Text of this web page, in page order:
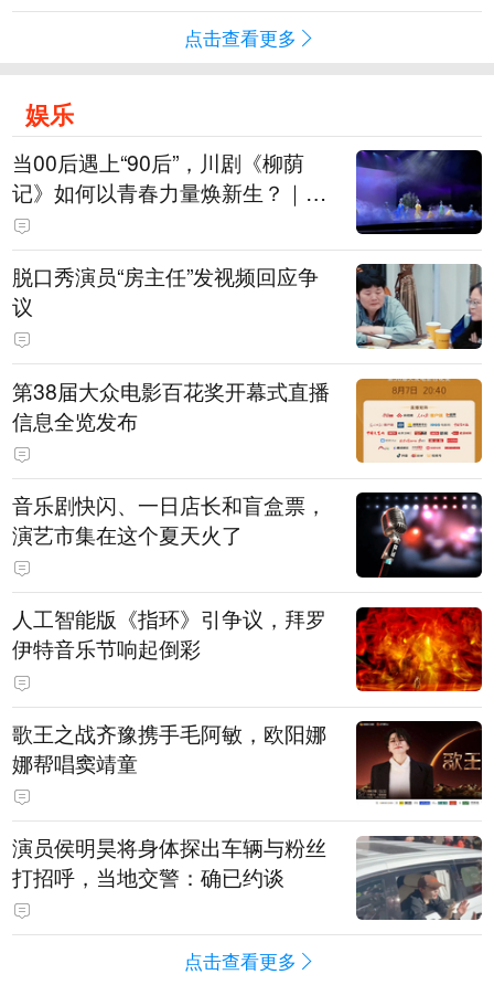
点击查看更多
娱乐
当00后遇上“90后”，川剧《柳荫
记》如何以青春力量焕新生？｜文
化观察
脱口秀演员“房主任”发视频回应争
议
第38届大众电影百花奖开幕式直播
信息全览发布
音乐剧快闪、一日店长和盲盒票，
演艺市集在这个夏天火了
人工智能版《指环》引争议，拜罗
伊特音乐节响起倒彩
歌王之战齐豫携手毛阿敏，欧阳娜
娜帮唱窦靖童
演员侯明昊将身体探出车辆与粉丝
打招呼，当地交警：确已约谈
点击查看更多